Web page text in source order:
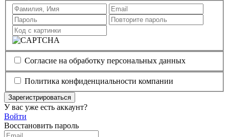
Согласие на обработку персональных данных
Политика конфиденциальности компании
Зарегистрироваться
У вас уже есть аккаунт?
Войти
Восстановить пароль